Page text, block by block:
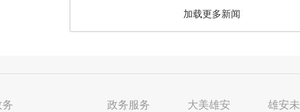
加载更多新闻
政务服务 大美雄安 雄安